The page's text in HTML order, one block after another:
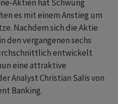
Aktien hat Schwung
es mit einem Anstieg um
Nachdem sich die Aktie
den vergangenen sechs
entwickelt
eine attraktive
Analyst Christian Salis von
Banking.